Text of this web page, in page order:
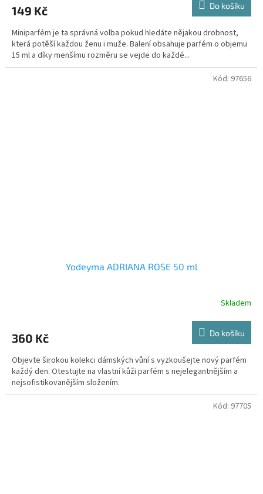
149 Kč Do košíku
Miniparfém je ta správná volba pokud hledáte nějakou drobnost,
která potěší každou ženu i muže. Balení obsahuje parfém o objemu
15 ml a díky menšímu rozměru se vejde do každé...
Yodeyma ADRIANA ROSE 50 ml
Skladem
360 Kč Do košíku
Objevte širokou kolekci dámských vůní s vyzkoušejte nový parfém
každý den. Otestujte na vlastní kůži parfém s nejelegantnějším a
nejsofistikovanějším složením.
Kód: 97656
Kód: 97705